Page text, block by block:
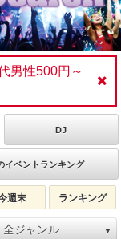
男性500円～
DJ
イベントランキング
週末 ランキング
全ジャンル ▼